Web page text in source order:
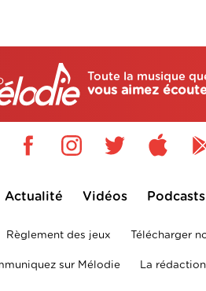
Toute la musique
vous aimez
Actualité Vidéos Podcasts
Règlement des jeux Télécharger
sur Mélodie La rédaction